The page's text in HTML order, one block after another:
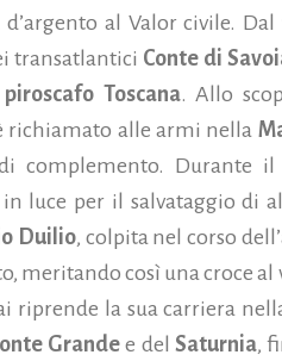
al Valor civile. Dal
transatlantici Conte di
piroscafo Toscana. Allo
richiamato alle armi nella
complemento. Durante il
luce per il salvataggio di
Duilio, colpita nel corso
meritando così una croce
riprende la sua carriera
Grande e del Saturnia,